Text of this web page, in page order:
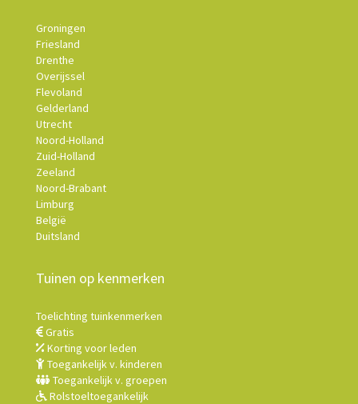
Groningen
Friesland
Drenthe
Overijssel
Flevoland
Gelderland
Utrecht
Noord-Holland
Zuid-Holland
Zeeland
Noord-Brabant
Limburg
België
Duitsland
Tuinen op kenmerken
Toelichting tuinkenmerken
Gratis
Korting voor leden
Toegankelijk v. kinderen
Toegankelijk v. groepen
Rolstoeltoegankelijk